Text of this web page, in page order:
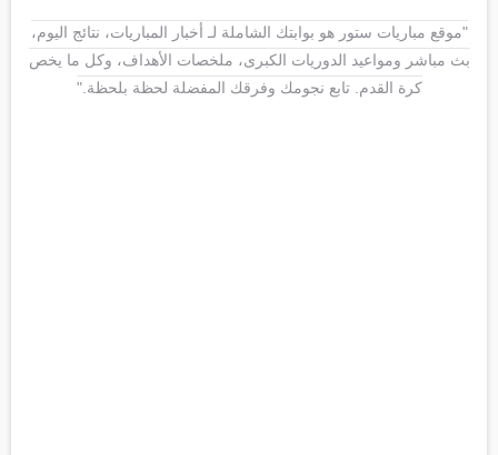
"موقع مباريات ستور هو بوابتك الشاملة لـ أخبار المباريات، نتائج اليوم،
بث مباشر ومواعيد الدوريات الكبرى، ملخصات الأهداف، وكل ما يخص
كرة القدم. تابع نجومك وفرقك المفضلة لحظة بلحظة."